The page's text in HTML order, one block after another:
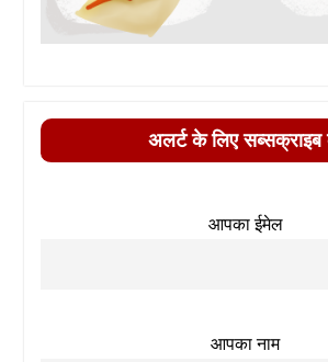
अलर्ट के लिए
आपका ईमेल
आपका नाम